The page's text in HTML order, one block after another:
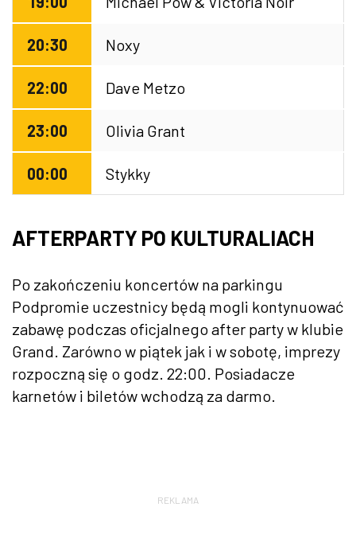
20:30 Noxy
22:00 Dave Metzo
23:00 Olivia Grant
00:00 Stykky
AFTERPARTY PO KULTURALIACH
Po zakończeniu koncertów na parkingu
Podpromie uczestnicy będą mogli kontynuować
zabawę podczas oficjalnego after party w klubie
Grand. Zarówno w piątek jak i w sobotę, imprezy
rozpoczną się o godz. 22:00. Posiadacze
karnetów i biletów wchodzą za darmo.
REKLAMA